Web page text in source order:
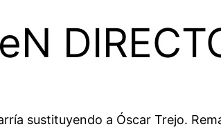
sustituyendo a Óscar Trejo.